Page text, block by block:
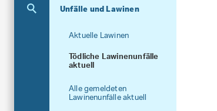
Unfälle und Lawinen
Aktuelle Navigation
Aktuelle Lawinen
Tödliche Lawinenunfälle
aktuell
Alle gemeldeten
Lawinenunfälle aktuell